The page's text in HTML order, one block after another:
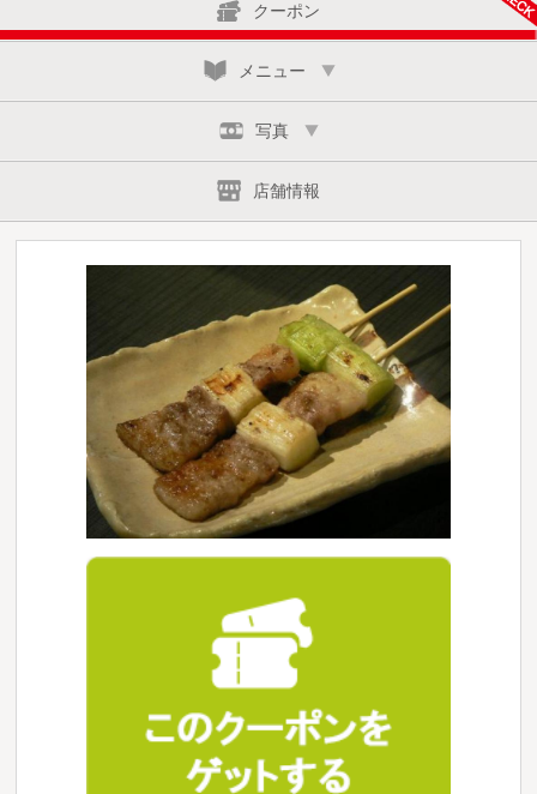
クーポン
メニュー
写真
店舗情報